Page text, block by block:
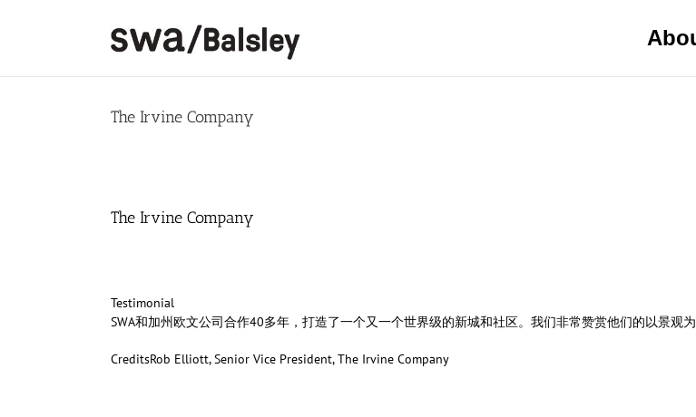
The Irvine Company
The Irvine Company
Testimonial
SWA和加州欧文公司合作40多年，打造了一个又一个世界级的新城和社区。我们非常赞赏他们的以景观
CreditsRob Elliott, Senior Vice President, The Irvine Company